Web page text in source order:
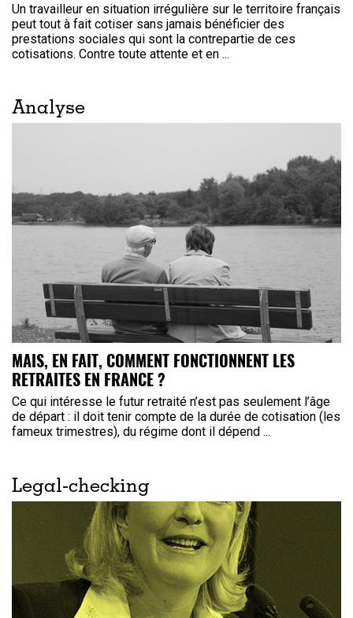
Un travailleur en situation irrégulière sur le territoire français
peut tout à fait cotiser sans jamais bénéficier des
prestations sociales qui sont la contrepartie de ces
cotisations. Contre toute attente et en ...
Analyse
MAIS, EN FAIT, COMMENT FONCTIONNENT LES
RETRAITES EN FRANCE ?
Ce qui intéresse le futur retraité n’est pas seulement l’âge
de départ : il doit tenir compte de la durée de cotisation (les
fameux trimestres), du régime dont il dépend ...
Legal-checking